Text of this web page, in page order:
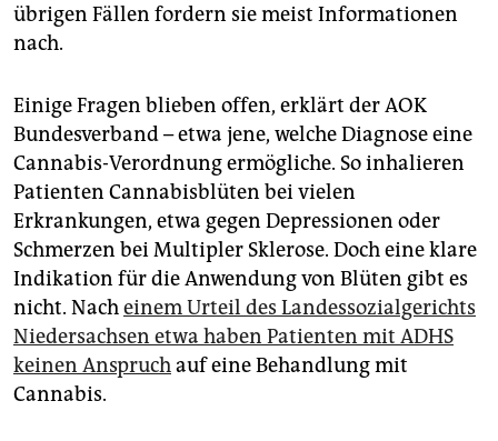
übrigen Fällen fordern sie meist Informationen
nach.
Einige Fragen blieben offen, erklärt der AOK
Bundesverband – etwa jene, welche Diagnose eine
Cannabis-Verordnung ermögliche. So inhalieren
Patienten Cannabisblüten bei vielen
Erkrankungen, etwa gegen Depressionen oder
Schmerzen bei Multipler Sklerose. Doch eine klare
Indikation für die Anwendung von Blüten gibt es
nicht. Nacheinem Urteil des Landessozialgerichts
Niedersachsen etwa haben Patienten mit ADHS
keinen Anspruchauf eine Behandlung mit
Cannabis.